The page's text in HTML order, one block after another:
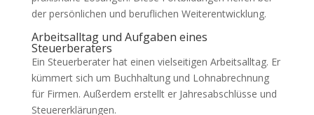
der persönlichen und beruflichen Weiterentwicklung.
Arbeitsalltag und Aufgaben eines
Steuerberaters
Ein Steuerberater hat einen vielseitigen Arbeitsalltag. Er
kümmert sich um Buchhaltung und Lohnabrechnung
für Firmen. Außerdem erstellt er Jahresabschlüsse und
Steuererklärungen.